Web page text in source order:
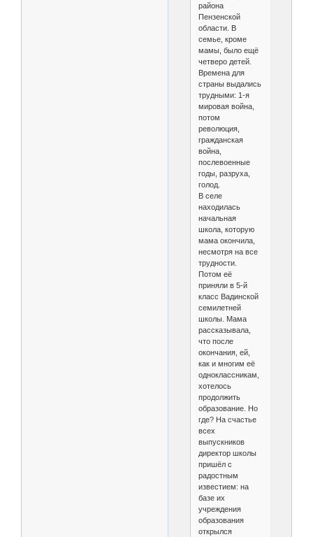
района
Пензенской
области. В
семье, кроме
мамы, было ещё
четверо детей.
Времена для
страны выдались
трудными: 1-я
мировая война,
потом
революция,
гражданская
война,
послевоенные
годы, разруха,
голод.
В селе
находилась
начальная
школа, которую
мама окончила,
несмотря на все
трудности.
Потом её
приняли в 5-й
класс Вадинской
семилетней
школы. Мама
рассказывала,
что после
окончания, ей,
как и многим её
одноклассникам,
хотелось
продолжить
образование. Но
где? На счастье
всех
выпускников
директор школы
пришёл с
радостным
известием: на
базе их
учреждения
образования
открылся